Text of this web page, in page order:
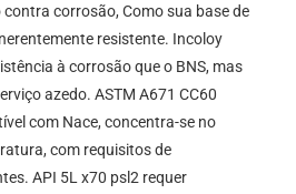
corrosão, Como sua base de
resistente. Incoloy
à corrosão que o BNS, mas
azedo. ASTM A671 CC60
com Nace, concentra-se no
com requisitos de
API 5L x70 psl2 requer